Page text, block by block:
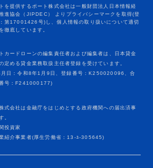
カードローンの編集責任者および編集者は、日本貸金
定める貸金業務取扱主任者登録を受けています。
月日：令和8年1月9日、登録番号：K250020096、合
号：F241000177)
式会社は金融庁をはじめとする政府機関への届出済事
。
投資家
紹介事業者(厚生労働省：13-ﾕ-305645)